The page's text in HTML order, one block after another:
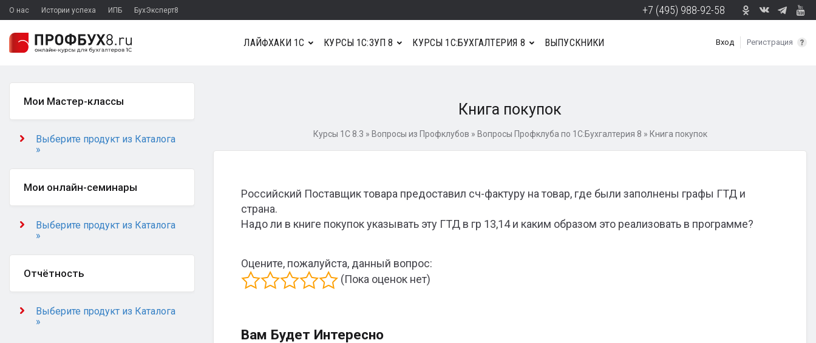
О нас Истории успеха ИПБ БухЭксперт8 +7 (495) 988-92-58
Вход Регистрация
ЛАЙФХАКИ 1С КУРСЫ 1С:ЗУП 8 КУРСЫ 1С:БУХГАЛТЕРИЯ 8 ВЫПУСКНИКИ
Книга покупок
Курсы 1С 8.3 » Вопросы из Профклубов » Вопросы Профклуба по 1С:Бухгалтерия 8 » Книга покупок
Российский Поставщик товара предоставил сч-фактуру на товар, где были заполнены графы ГТД и
страна.
Надо ли в книге покупок указывать эту ГТД в гр 13,14 и каким образом это реализовать в программе?
Оцените, пожалуйста, данный вопрос:
(Пока оценок нет)
Вам Будет Интересно
Мои Мастер-классы
Выберите продукт из Каталога
»
Мои онлайн-семинары
Выберите продукт из Каталога
»
Отчётность
Выберите продукт из Каталога
»